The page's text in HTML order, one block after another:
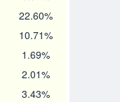
22.60%
10.71%
1.69%
2.01%
3.43%